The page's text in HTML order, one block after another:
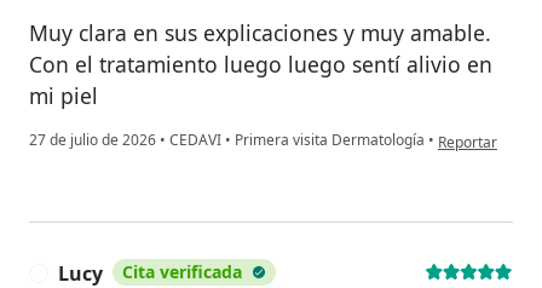
Muy clara en sus explicaciones y muy amable.
Con el tratamiento luego luego sentí alivio en
mi piel
27 de julio de 2026 • CEDAVI • Primera visita Dermatología • en opinión del
Reportar
Lucy Cita verificada